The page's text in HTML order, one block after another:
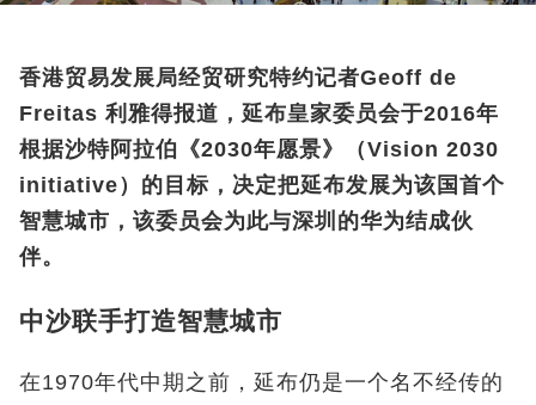
香港贸易发展局经贸研究特约记者Geoff de
Freitas 利雅得报道，延布皇家委员会于2016年
根据沙特阿拉伯《2030年愿景》（Vision 2030
initiative）的目标，决定把延布发展为该国首个
智慧城市，该委员会为此与深圳的华为结成伙
伴。
中沙联手打造智慧城市
在1970年代中期之前，延布仍是一个名不经传的